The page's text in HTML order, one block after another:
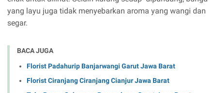
yang layu juga tidak menyebarkan aroma yang wangi dan
segar.
BACA JUGA
Florist Padahurip Banjarwangi Garut Jawa Barat
Florist Ciranjang Ciranjang Cianjur Jawa Barat